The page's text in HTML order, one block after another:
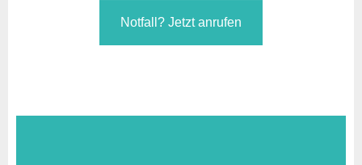
Notfall? Jetzt anrufen